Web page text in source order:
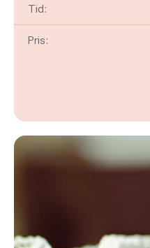
Tid:
Pris: